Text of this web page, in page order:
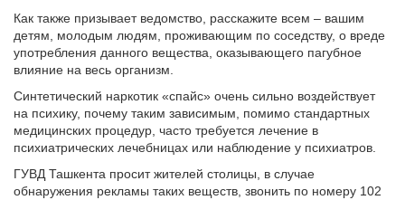
Как также призывает ведомство, расскажите всем – вашим
детям, молодым людям, проживающим по соседству, о вреде
употребления данного вещества, оказывающего пагубное
влияние на весь организм.
Синтетический наркотик «спайс» очень сильно воздействует
на психику, почему таким зависимым, помимо стандартных
медицинских процедур, часто требуется лечение в
психиатрических лечебницах или наблюдение у психиатров.
ГУВД Ташкента просит жителей столицы, в случае
обнаружения рекламы таких веществ, звонить по номеру 102